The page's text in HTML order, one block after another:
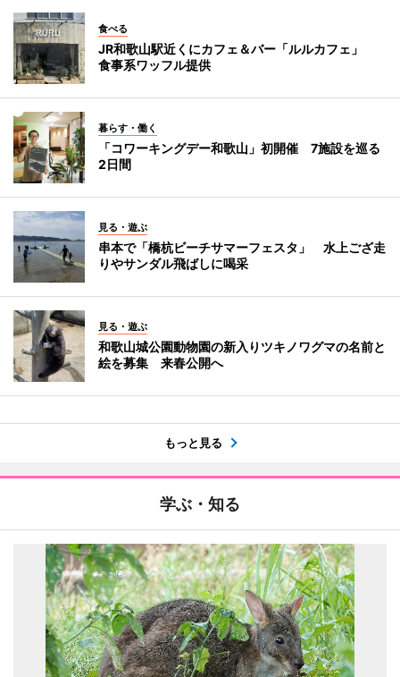
食べる
JR和歌山駅近くにカフェ＆バー「ルルカフェ」
食事系ワッフル提供
暮らす・働く
「コワーキングデー和歌山」初開催 7施設を巡る
2日間
見る・遊ぶ
串本で「橋杭ビーチサマーフェスタ」 水上ござ走
りやサンダル飛ばしに喝采
見る・遊ぶ
和歌山城公園動物園の新入りツキノワグマの名前と
絵を募集 来春公開へ
もっと見る
学ぶ・知る